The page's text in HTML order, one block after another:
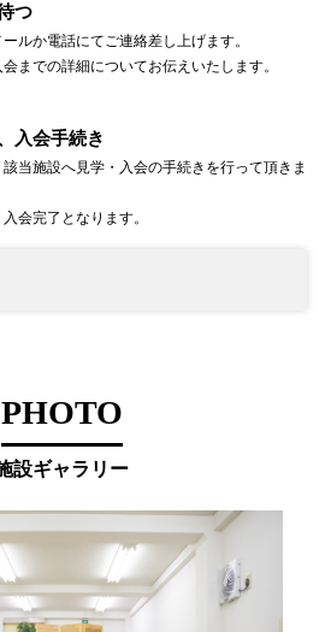
つ
ルか電話にてご連絡差し上げます。
までの詳細についてお伝えいたします。
入会手続き
当施設へ見学・入会の手続きを行って頂きま
会完了となります。
PHOTO
設ギャラリー